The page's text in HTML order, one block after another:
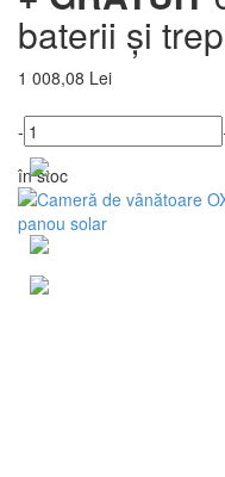
baterii și
1 008,08 Lei
-
în stoc